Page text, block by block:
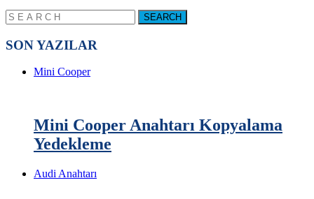
SON YAZILAR
Mini Cooper
Mini Cooper Anahtarı Kopyalama
Yedekleme
Audi Anahtarı